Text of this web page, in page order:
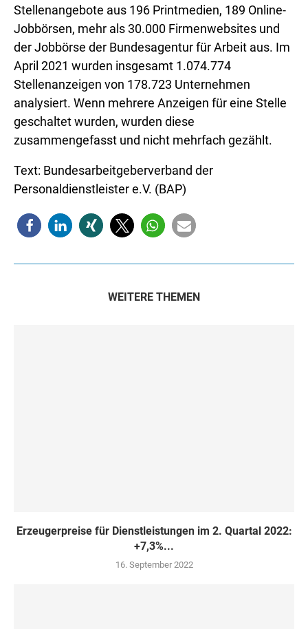
Stellenangebote aus 196 Printmedien, 189 Online-
Jobbörsen, mehr als 30.000 Firmenwebsites und
der Jobbörse der Bundesagentur für Arbeit aus. Im
April 2021 wurden insgesamt 1.074.774
Stellenanzeigen von 178.723 Unternehmen
analysiert. Wenn mehrere Anzeigen für eine Stelle
geschaltet wurden, wurden diese
zusammengefasst und nicht mehrfach gezählt.
Text: Bundesarbeitgeberverband der
Personaldienstleister e.V. (BAP)
WEITERE THEMEN
Erzeugerpreise für Dienstleistungen im 2. Quartal 2022:
+7,3%...
16. September 2022